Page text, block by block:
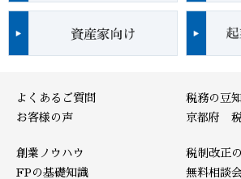
よくあるご質問
お客様の声
税務の豆
京都府
創業ノウハウ
FPの基礎知識
税制改正
無料相談